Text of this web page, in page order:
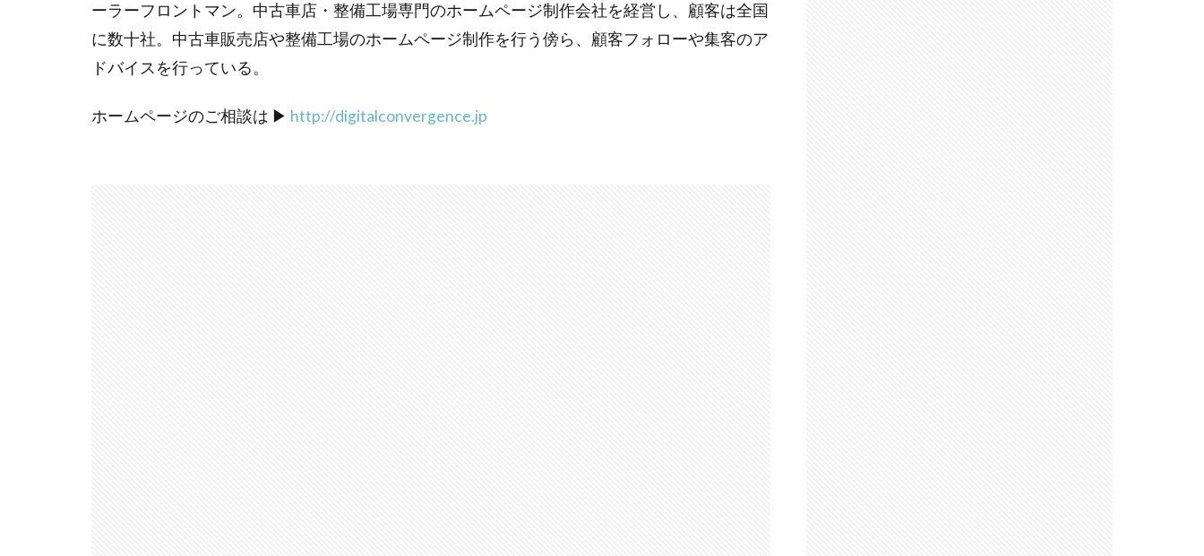
ーラーフロントマン。中古車店・整備工場専門のホームページ制作会社を経営し、顧客は全国
に数十社。中古車販売店や整備工場のホームページ制作を行う傍ら、顧客フォローや集客のア
ドバイスを行っている。
ホームページのご相談は ▶ http://digitalconvergence.jp